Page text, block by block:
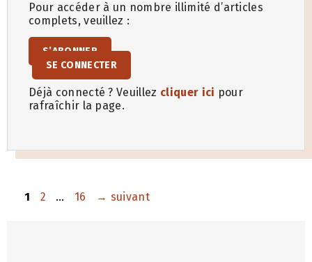
Pour accéder à un nombre illimité d’articles
complets, veuillez :
S’ABONNER
SE CONNECTER
Déjà connecté ? Veuillez cliquer ici pour
rafraîchir la page.
Page
1 Page
2 … Page
16 → suivant